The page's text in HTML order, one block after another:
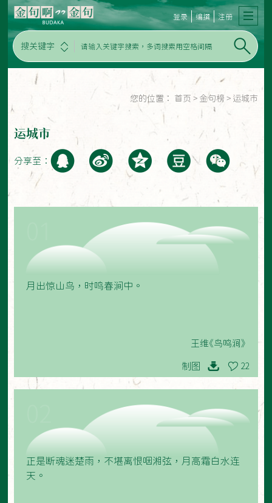
搜关键字
登录 编撰 注册
您的位置： 首页 > 金句榜 > 运城市
运城市
分享至：
月出惊山鸟，时鸣春涧中。
王维《鸟鸣涧》
制图 22
正是断魂迷楚雨，不堪离恨咽湘弦，月高霜白水连
天。